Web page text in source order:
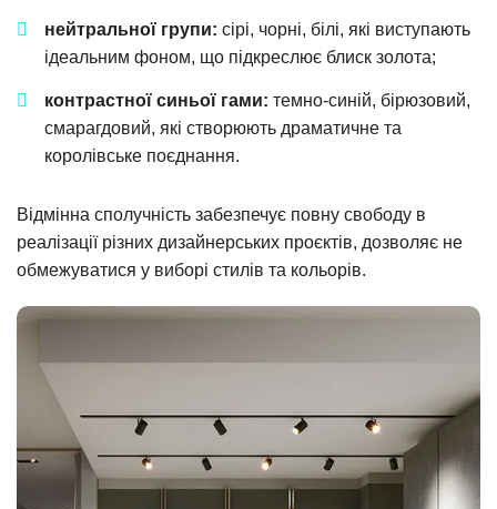
нейтральної групи: сірі, чорні, білі, які виступають
ідеальним фоном, що підкреслює блиск золота;
контрастної синьої гами: темно-синій, бірюзовий,
смарагдовий, які створюють драматичне та
королівське поєднання.
Відмінна сполучність забезпечує повну свободу в
реалізації різних дизайнерських проєктів, дозволяє не
обмежуватися у виборі стилів та кольорів.